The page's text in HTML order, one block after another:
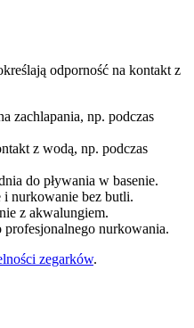
odporność na kontakt z
zachlapania, np. podczas
z wodą, np. podczas
do pływania w basenie.
i nurkowanie bez butli.
z akwalungiem.
profesjonalnego nurkowania.
zegarków.